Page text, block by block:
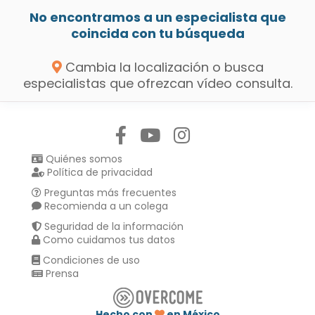
No encontramos a un especialista que
coincida con tu búsqueda
Cambia la localización o busca
especialistas que ofrezcan vídeo consulta.
Quiénes somos
Política de privacidad
Preguntas más frecuentes
Recomienda a un colega
Seguridad de la información
Como cuidamos tus datos
Condiciones de uso
Prensa